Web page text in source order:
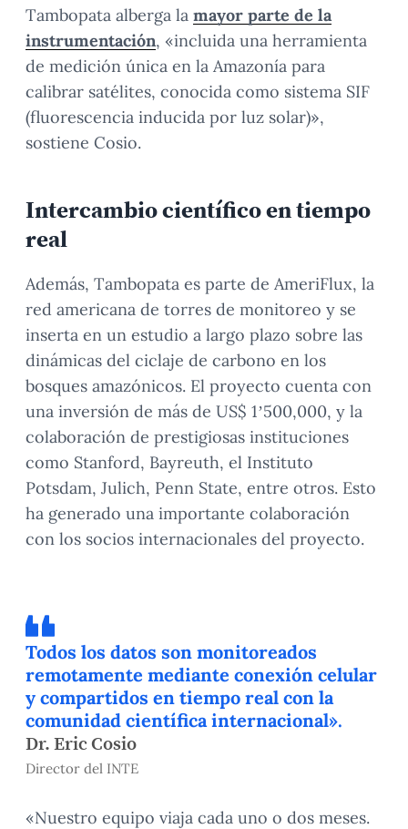
Tambopata alberga la mayor parte de la
instrumentación, «incluida una herramienta
de medición única en la Amazonía para
calibrar satélites, conocida como sistema SIF
(fluorescencia inducida por luz solar)»,
sostiene Cosio.
Intercambio científico en tiempo
real
Además, Tambopata es parte de AmeriFlux, la
red americana de torres de monitoreo y se
inserta en un estudio a largo plazo sobre las
dinámicas del ciclaje de carbono en los
bosques amazónicos. El proyecto cuenta con
una inversión de más de US$ 1’500,000, y la
colaboración de prestigiosas instituciones
como Stanford, Bayreuth, el Instituto
Potsdam, Julich, Penn State, entre otros. Esto
ha generado una importante colaboración
con los socios internacionales del proyecto.
Todos los datos son monitoreados
remotamente mediante conexión celular
y compartidos en tiempo real con la
comunidad científica internacional».
Dr. Eric Cosio
Director del INTE
«Nuestro equipo viaja cada uno o dos meses.